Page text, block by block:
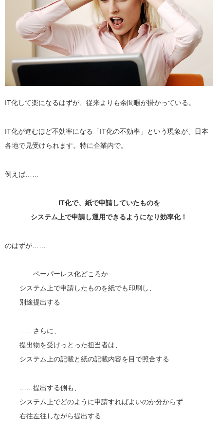
IT化して楽になるはずが、従来よりも余間暇が掛かっている。
IT化が進むほど不効率になる「IT化の不効率」という現象が、日本
各地で見受けられます。特に企業内で。
例えば……
IT化で、紙で申請していたものを
システム上で申請し運用できるようになり効率化！
のはずが……
……ペーパーレス化どころか
システム上で申請したものを紙でも印刷し、
別途提出する
……さらに、
提出物を受けっとった担当者は、
システム上の記載と紙の記載内容を目で照合する
……提出する側も、
システム上でどのように申請すればよいのか分からず
右往左往しながら提出する